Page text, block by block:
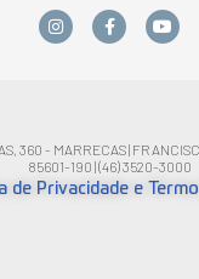
360 - MARRECAS |
85601-190 | (46) 3520-3000
de Privacidade e